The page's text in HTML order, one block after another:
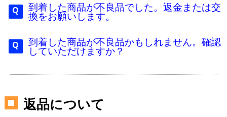
到着した商品が不良品でした。返金または交
換をお願いします。
到着した商品が不良品かもしれません。確認
していただけますか？
返品について